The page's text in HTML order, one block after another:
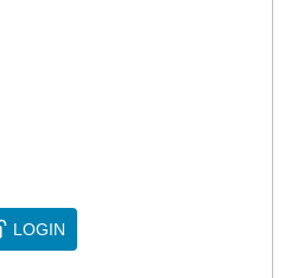
LOGIN